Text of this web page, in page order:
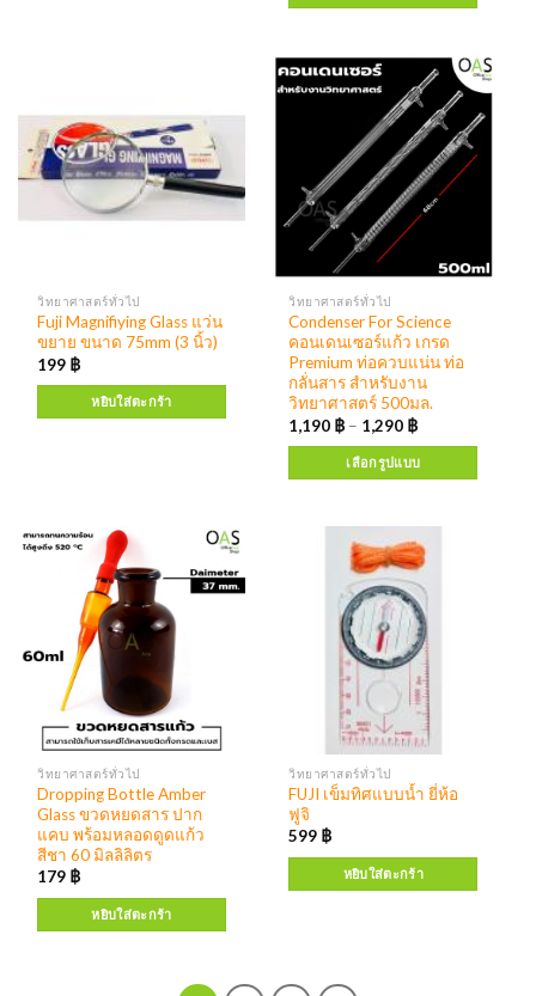
วิทยาศาสตร์ทั่วไป
Condenser For Science
คอนเดนเซอร์แก้ว เกรด
Premium ท่อควบแน่น ท่อ
กลั่นสาร สำหรับงาน
วิทยาศาสตร์ 500มล.
1,190 ฿ – 1,290 ฿
เลือกรูปแบบ
วิทยาศาสตร์ทั่วไป
Dropping Bottle Amber
Glass ขวดหยดสาร ปาก
แคบ พร้อมหลอดดูดแก้ว
สีชา 60 มิลลิลิตร
179 ฿
หยิบใส่ตะกร้า
วิทยาศาสตร์ทั่วไป
Fuji Magnifiying Glass แว่น
ขยาย ขนาด 75mm (3 นิ้ว)
199 ฿
หยิบใส่ตะกร้า
วิทยาศาสตร์ทั่วไป
FUJI เข็มทิศแบบน้ำ ยี่ห้อ
ฟูจิ
599 ฿
หยิบใส่ตะกร้า